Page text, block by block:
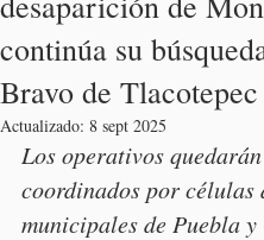
continúa su
Bravo de Tlacotepec
Actualizado: 8 sept 2025
Los operativos quedarán
coordinados por células
municipales de Puebla y